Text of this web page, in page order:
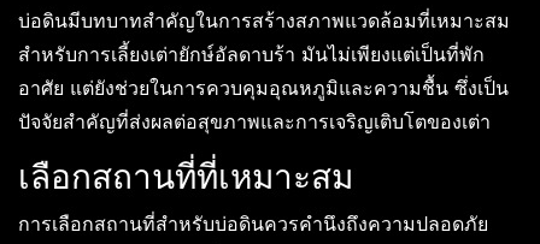
บ่อดินมีบทบาทสำคัญในการสร้างสภาพแวดล้อมที่เหมาะสม
สำหรับการเลี้ยงเต่ายักษ์อัลดาบร้า มันไม่เพียงแต่เป็นที่พัก
อาศัย แต่ยังช่วยในการควบคุมอุณหภูมิและความชื้น ซึ่งเป็น
ปัจจัยสำคัญที่ส่งผลต่อสุขภาพและการเจริญเติบโตของเต่า
เลือกสถานที่ที่เหมาะสม
การเลือกสถานที่สำหรับบ่อดินควรคำนึงถึงความปลอดภัย